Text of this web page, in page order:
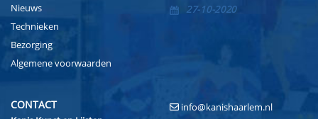
Nieuws
Technieken
Bezorging
Algemene voorwaarden
27-10-2020
CONTACT info@kanishaarlem.nl